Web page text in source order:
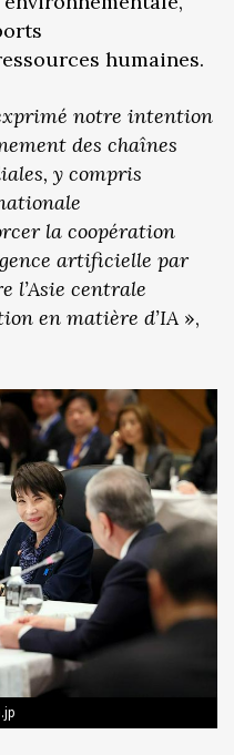
humaines.
notre intention
des chaînes
y compris
la coopération
artificielle par
l’Asie centrale
en matière d’IA »,